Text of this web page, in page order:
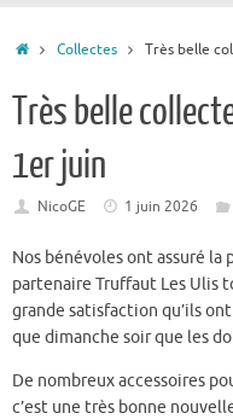
Accueil
Collectes Très belle
Très belle
1er juin
NicoGE 1 juin 2026
Nos bénévoles ont assuré la
partenaire Truffaut Les Ulis
grande satisfaction qu’ils
que dimanche soir que les
De nombreux accessoires
c’est une très bonne